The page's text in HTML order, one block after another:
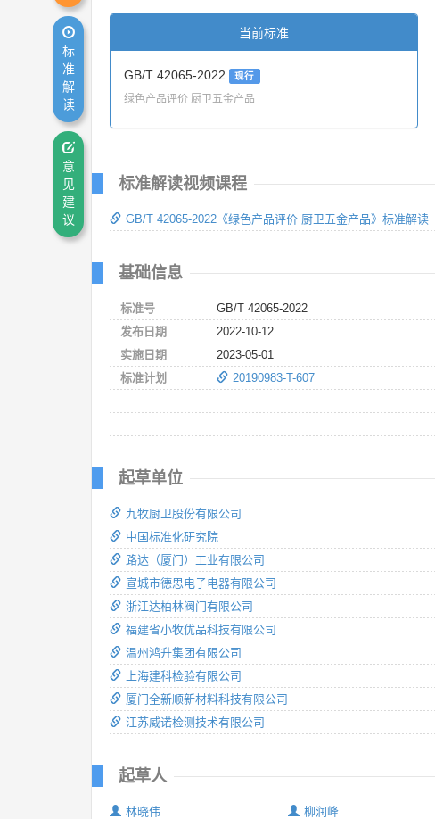
当前标准
GB/T 42065-2022 现行
绿色产品评价 厨卫五金产品
标准解读视频课程
GB/T 42065-2022《绿色产品评价 厨卫五金产品》标准解读
基础信息
标准号
GB/T 42065-2022
发布日期
2022-10-12
实施日期
2023-05-01
标准计划
20190983-T-607
起草单位
九牧厨卫股份有限公司
中国标准化研究院
路达（厦门）工业有限公司
宣城市德思电子电器有限公司
浙江达柏林阀门有限公司
福建省小牧优品科技有限公司
温州鸿升集团有限公司
上海建科检验有限公司
厦门全新顺新材料科技有限公司
江苏威诺检测技术有限公司
起草人
林晓伟
柳润峰
标
准
解
读
意
见
建
议